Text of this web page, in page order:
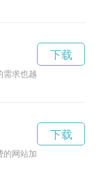
求也越来越高。加速
下载
网站加速器，帮助你
下载